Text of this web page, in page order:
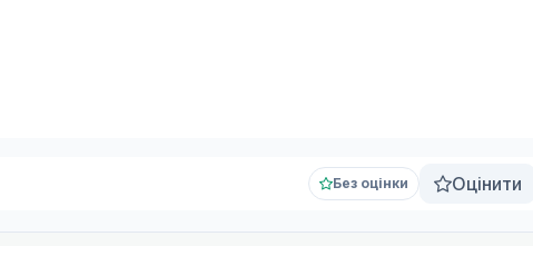
Без оцінки Оцінити